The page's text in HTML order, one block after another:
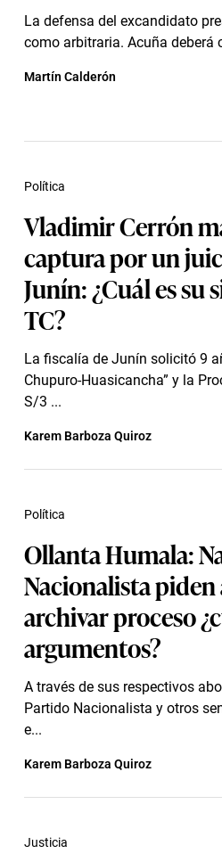
La defensa del excandidato
como arbitraria. Acuña deberá
Martín Calderón
Vladimir Cerrón
captura por un
Junín: ¿Cuál es su
TC?
La fiscalía de Junín solicitó 9
Chupuro-Huasicancha” y la
S/3 ...
Política
Karem Barboza Quiroz
Ollanta Humala:
Nacionalista piden
archivar proceso
argumentos?
A través de sus respectivos
Partido Nacionalista y otros
e...
Política
Karem Barboza Quiroz
Justicia